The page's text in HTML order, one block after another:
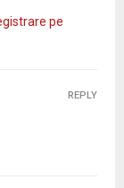
pe
REPLY